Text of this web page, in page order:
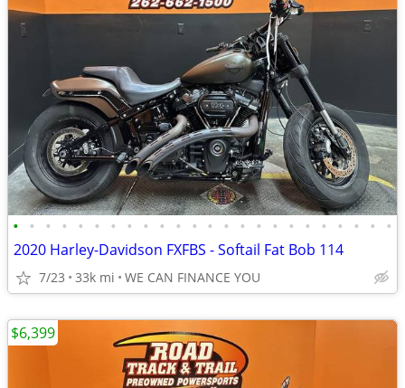
• • • • • • • • • • • • • • • • • • • • • • • •
2020 Harley-Davidson FXFBS - Softail Fat Bob 114
7/23 33k mi WE CAN FINANCE YOU
$6,399